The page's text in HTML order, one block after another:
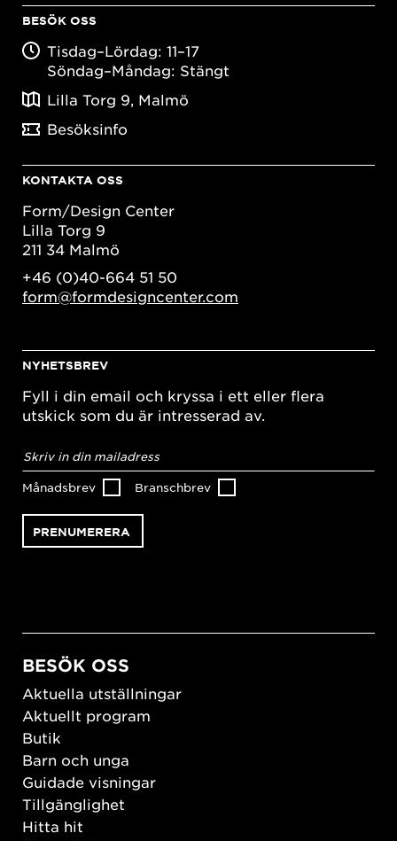
BESÖK OSS
Tisdag–Lördag: 11–17
Söndag–Måndag: Stängt
Lilla Torg 9, Malmö
Besöksinfo
KONTAKTA OSS
Form/Design Center
Lilla Torg 9
211 34 Malmö
+46 (0)40-664 51 50
form@formdesigncenter.com
NYHETSBREV
Fyll i din email och kryssa i ett eller flera
utskick som du är intresserad av.
postadress*
Månadsbrev Branschbrev
BESÖK OSS
Aktuella utställningar
Aktuellt program
Butik
Barn och unga
Guidade visningar
Tillgänglighet
Hitta hit